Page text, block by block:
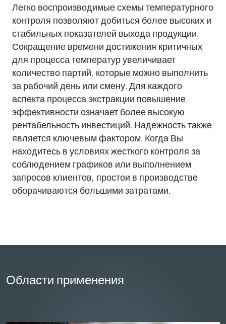
Легко воспроизводимые схемы температурного
контроля позволяют добиться более высоких и
стабильных показателей выхода продукции.
Сокращение времени достижения критичных
для процесса температур увеличивает
количество партий, которые можно выполнить
за рабочий день или смену. Для каждого
аспекта процесса экстракции повышение
эффективности означает более высокую
рентабельность инвестиций. Надежность также
является ключевым фактором. Когда Вы
находитесь в условиях жесткого контроля за
соблюдением графиков или выполнением
запросов клиентов, простои в производстве
оборачиваются большими затратами.
Области применения